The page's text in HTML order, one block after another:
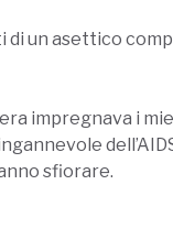
un asettico
impregnava i
sfiorare.